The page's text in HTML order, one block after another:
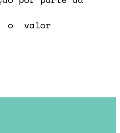
o valor